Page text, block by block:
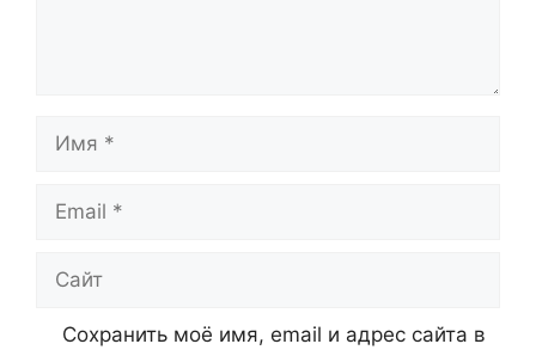
Сохранить моё имя, email и адрес сайта в